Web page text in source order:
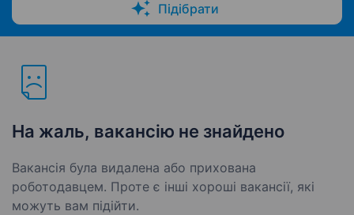
Підібрати
На жаль, вакансію не знайдено
Вакансія була видалена або прихована
роботодавцем. Проте є інші хороші вакансії, які
можуть вам підійти.